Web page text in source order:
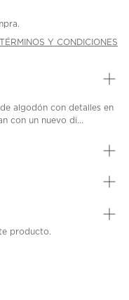
TÉRMINOS Y CONDICIONES
algodón con detalles en
con un nuevo di...
producto.